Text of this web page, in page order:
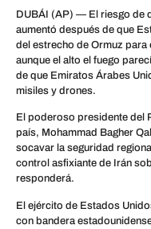
DUBÁI (AP) — El riesgo de
aumentó después de que
del estrecho de Ormuz
aunque el alto el fuego
de que Emiratos Árabes
misiles y drones.
El poderoso presidente del
país, Mohammad Bagher
socavar la seguridad
control asfixiante de Irán
responderá.
El ejército de Estados
con bandera